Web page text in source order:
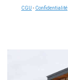
CGU - Confidentialité